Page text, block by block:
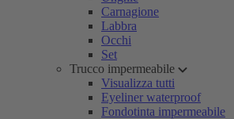
Carnagione
Labbra
Occhi
Set
Trucco impermeabile
Visualizza tutti
Eyeliner waterproof
Fondotinta impermeabile